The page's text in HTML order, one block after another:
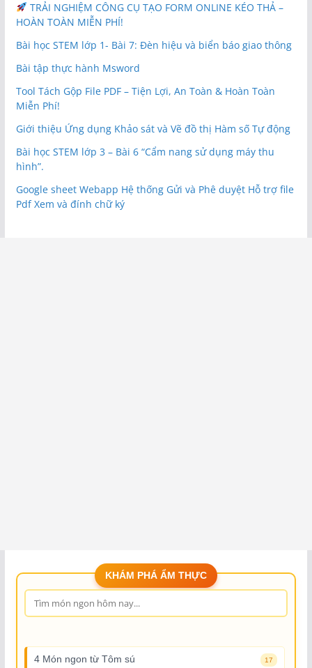
TRẢI NGHIỆM CÔNG CỤ TẠO FORM ONLINE KÉO THẢ –
HOÀN TOÀN MIỄN PHÍ!
Bài học STEM lớp 1- Bài 7: Đèn hiệu và biển báo giao thông
Bài tập thực hành Msword
Tool Tách Gộp File PDF – Tiện Lợi, An Toàn & Hoàn Toàn
Miễn Phí!
Giới thiệu Ứng dụng Khảo sát và Vẽ đồ thị Hàm số Tự động
Bài học STEM lớp 3 – Bài 6 “Cẩm nang sử dụng máy thu
hình”.
Google sheet Webapp Hệ thống Gửi và Phê duyệt Hỗ trợ file
Pdf Xem và đính chữ ký
KHÁM PHÁ ẨM THỰC
4 Món ngon từ Tôm sú 17